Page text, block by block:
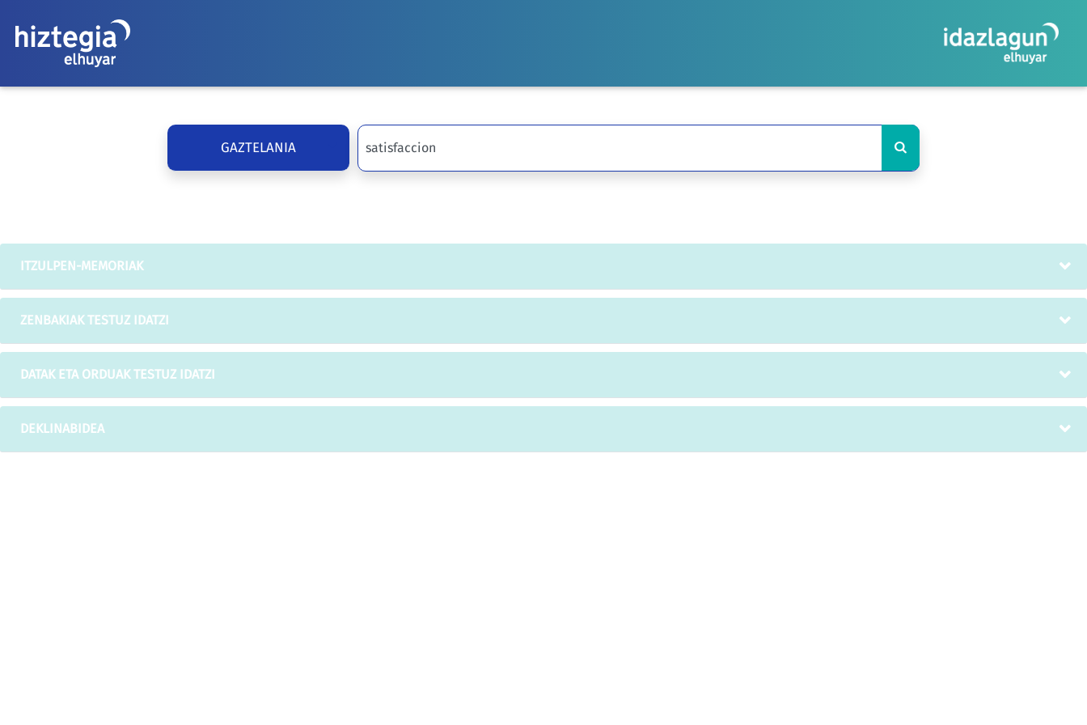
GAZTELANIA
ITZULPEN-MEMORIAK
ZENBAKIAK TESTUZ IDATZI
DATAK ETA ORDUAK TESTUZ IDATZI
DEKLINABIDEA